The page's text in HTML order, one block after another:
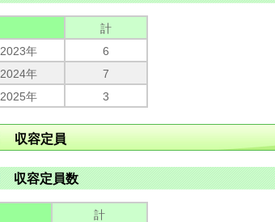
計
2023年
6
2024年
7
2025年
3
収容定員
収容定員数
計